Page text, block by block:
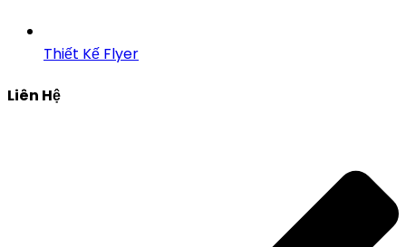
Thiết Kế Flyer
Liên Hệ